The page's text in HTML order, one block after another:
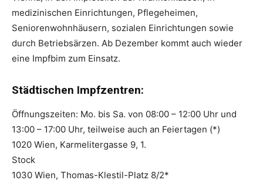
medizinischen Einrichtungen, Pflegeheimen,
Seniorenwohnhäusern, sozialen Einrichtungen sowie
durch Betriebsärzen. Ab Dezember kommt auch wieder
eine Impfbim zum Einsatz.
Städtischen Impfzentren:
Öffnungszeiten: Mo. bis Sa. von 08:00 – 12:00 Uhr und
13:00 – 17:00 Uhr, teilweise auch an Feiertagen (*)
1020 Wien, Karmelitergasse 9, 1.
Stock
1030 Wien, Thomas-Klestil-Platz 8/2*